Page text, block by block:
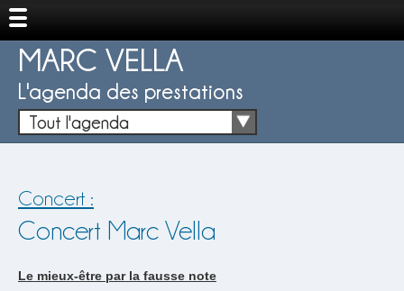
MARC VELLA
L'agenda des prestations
Tout l'agenda
Concert :
Concert Marc Vella
Le mieux-être par la fausse note